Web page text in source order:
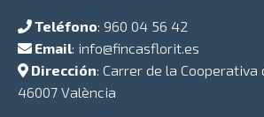
Teléfono: 960 04 56 42
Email: info@fincasflorit.es
Dirección: Carrer de la Cooperativa
46007 València